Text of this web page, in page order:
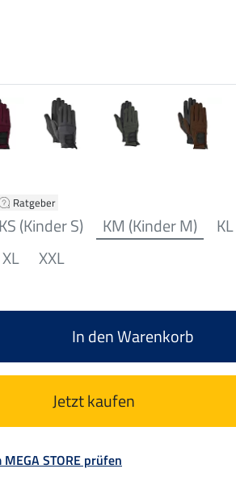
Ratgeber
KS (Kinder S) KM (Kinder M)
XL XXL
In den Warenkorb
Jetzt kaufen
STORE prüfen